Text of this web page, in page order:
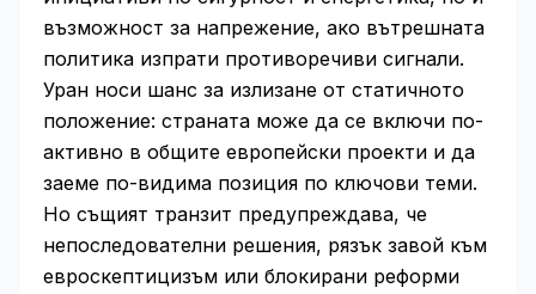
възможност за напрежение, ако вътрешната
политика изпрати противоречиви сигнали.
Уран носи шанс за излизане от статичното
положение: страната може да се включи по-
активно в общите европейски проекти и да
заеме по-видима позиция по ключови теми.
Но същият транзит предупреждава, че
непоследователни решения, рязък завой към
евроскептицизъм или блокирани реформи